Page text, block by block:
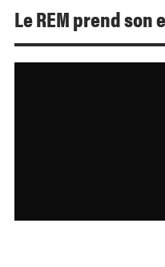
Le REM prend son